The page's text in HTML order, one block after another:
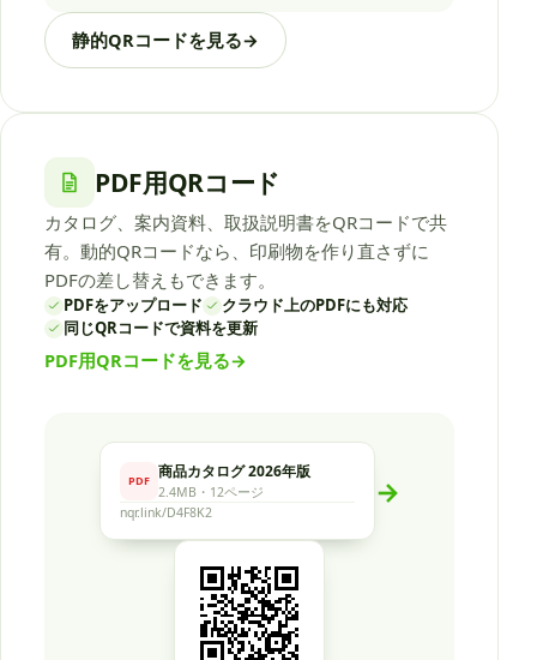
静的QRコードを見る→
PDF用QRコード
カタログ、案内資料、取扱説明書をQRコードで共
有。動的QRコードなら、印刷物を作り直さずに
PDFの差し替えもできます。
PDFをアップロード
クラウド上のPDFにも対応
同じQRコードで資料を更新
PDF用QRコードを見る→
PDF 商品カタログ 2026年版
2.4MB・12ページ
nqr.link/D4F8K2
→